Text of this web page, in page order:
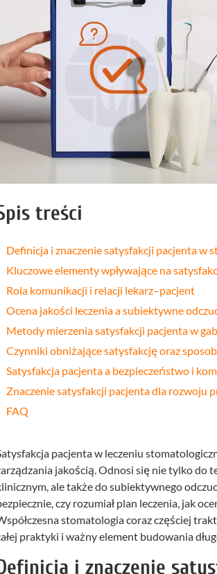
Leczenie
bruksizmu
treści
Definicja i znaczenie satysfakcji pacjenta w
Kluczowe elementy wpływające na
Rola komunikacji i relacji lekarz–pacjent
Ocena jakości leczenia a subiektywne
Metody mierzenia satysfakcji pacjenta w
Czynniki obniżające satysfakcję oraz
Satysfakcja pacjenta a bezpieczeństwo i
Znaczenie satysfakcji pacjenta dla rozwoju
FAQ
pacjenta w leczeniu
jakością. Odnosi się nie tylko do
ale także do subiektywnego
czy rozumiał plan leczenia, jak
stomatologia coraz częściej
praktyki i ważny element budowania
i znaczenie